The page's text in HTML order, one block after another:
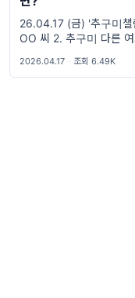
#2026밈
#밈추천
#하루휴재
26.04.17 (금) '추구미챌
OO 씨 2. 추구미 다른
2026.04.17 · 조회 6.49K